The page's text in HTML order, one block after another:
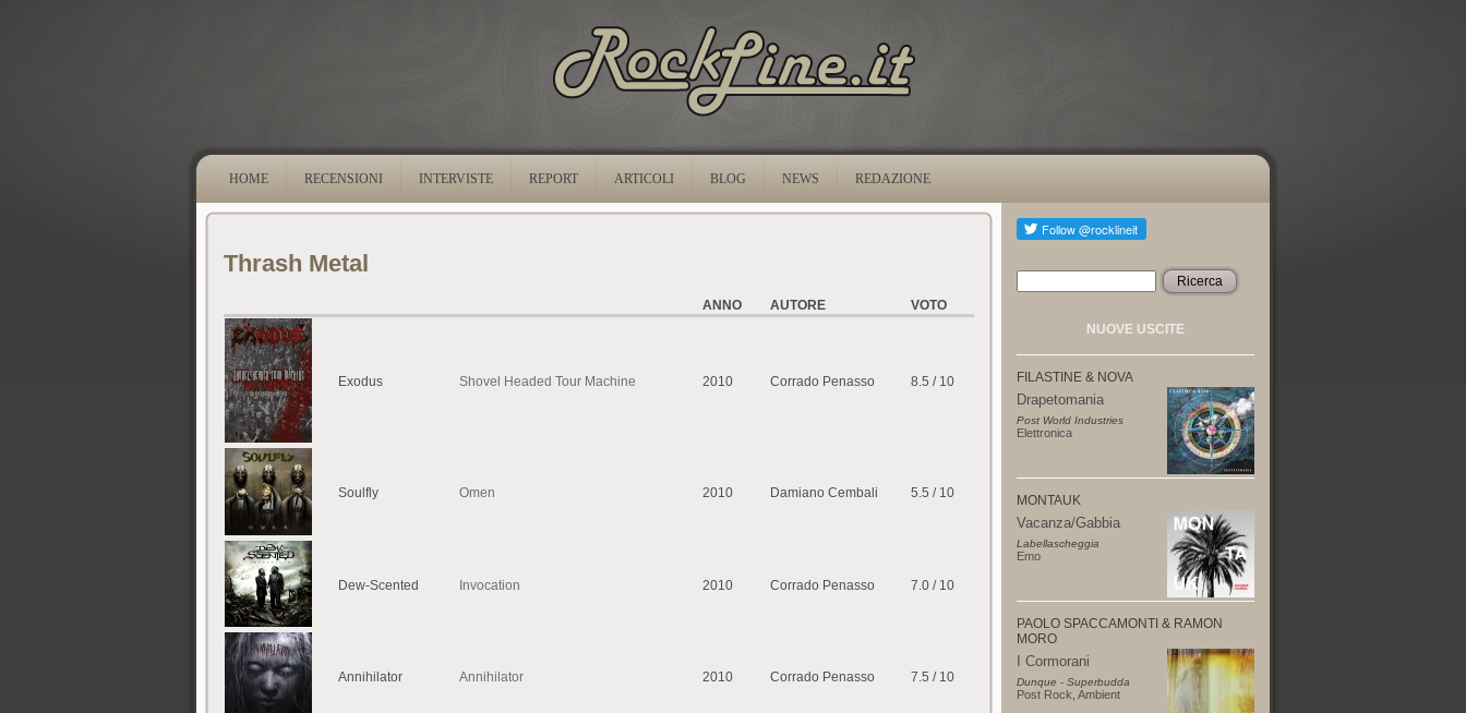
HOME RECENSIONI INTERVISTE REPORT ARTICOLI BLOG NEWS REDAZIONE
Thrash Metal
ANNO AUTORE VOTO
Exodus Shovel Headed Tour Machine 2010 Corrado Penasso 8.5 / 10
Soulfly Omen 2010 Damiano Cembali 5.5 / 10
Dew-Scented Invocation 2010 Corrado Penasso 7.0 / 10
Annihilator Annihilator 2010 Corrado Penasso 7.5 / 10
Form di ricerca
Ricerca
NUOVE USCITE
FILASTINE & NOVA
Drapetomania
Post World Industries
Elettronica
MONTAUK
Vacanza/Gabbia
Labellascheggia
Emo
PAOLO SPACCAMONTI & RAMON
MORO
I Cormorani
Dunque - Superbudda
Post Rock Ambient